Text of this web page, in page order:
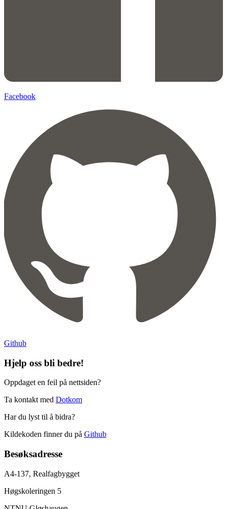
Facebook
Github
Hjelp oss bli bedre!
Oppdaget en feil på nettsiden?
Ta kontakt med Dotkom
Har du lyst til å bidra?
Kildekoden finner du på Github
Besøksadresse
A4-137, Realfagbygget
Høgskoleringen 5